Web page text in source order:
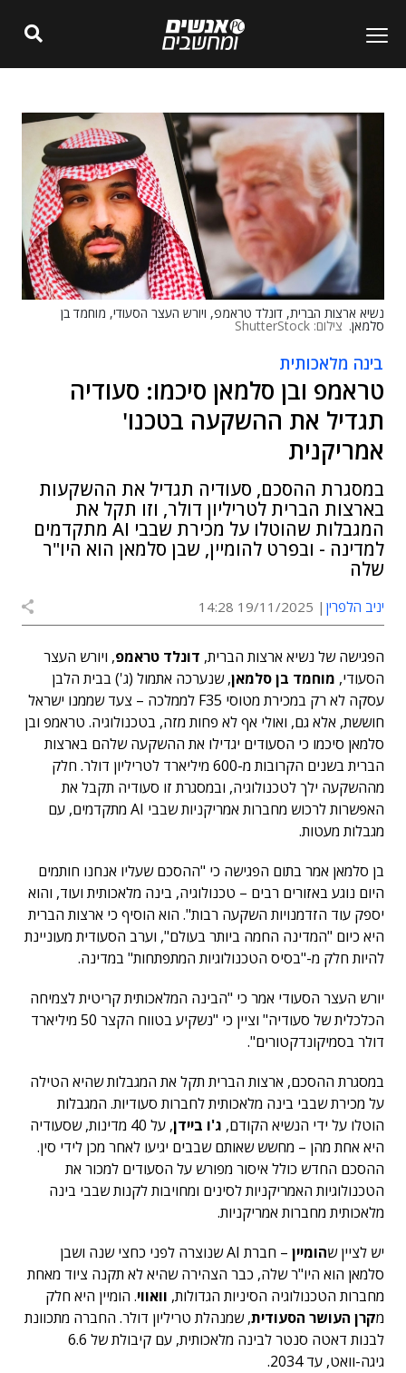
נשיא ארצות הברית, דונלד טראמפ, ויורש העצר הסעודי, מוחמד בן
סלמאן. צילום: ShutterStock
בינה מלאכותית
טראמפ ובן סלמאן סיכמו: סעודיה
תגדיל את ההשקעה בטכנו'
אמריקנית
במסגרת ההסכם, סעודיה תגדיל את ההשקעות
בארצות הברית לטריליון דולר, וזו תקל את
המגבלות שהוטלו על מכירת שבבי AI מתקדמים
למדינה - ובפרט להומיין, שבן סלמאן הוא היו"ר
שלה
יניב הלפרין 19/11/2025 14:28
הפגישה של נשיא ארצות הברית, דונלד טראמפ, ויורש העצר
הסעודי, מוחמד בן סלמאן, שנערכה אתמול (ג') בבית הלבן
עסקה לא רק במכירת מטוסי F35 לממלכה – צעד שממנו ישראל
חוששת, אלא גם, ואולי אף לא פחות מזה, בטכנולוגיה. טראמפ ובן
סלמאן סיכמו כי הסעודים יגדילו את ההשקעה שלהם בארצות
הברית בשנים הקרובות מ-600 מיליארד לטריליון דולר. חלק
מההשקעה ילך לטכנולוגיה, ובמסגרת זו סעודיה תקבל את
האפשרות לרכוש מחברות אמריקניות שבבי AI מתקדמים, עם
מגבלות מעטות.
בן סלמאן אמר בתום הפגישה כי "ההסכם שעליו אנחנו חותמים
היום נוגע באזורים רבים – טכנולוגיה, בינה מלאכותית ועוד, והוא
יספק עוד הזדמנויות השקעה רבות". הוא הוסיף כי ארצות הברית
היא כיום "המדינה החמה ביותר בעולם", וערב הסעודית מעוניינת
להיות חלק מ-"בסיס הטכנולוגיות המתפתחות" במדינה.
יורש העצר הסעודי אמר כי "הבינה המלאכותית קריטית לצמיחה
הכלכלית של סעודיה" וציין כי "נשקיע בטווח הקצר 50 מיליארד
דולר בסמיקונדקטורים".
במסגרת ההסכם, ארצות הברית תקל את המגבלות שהיא הטילה
על מכירת שבבי בינה מלאכותית לחברות סעודיות. המגבלות
הוטלו על ידי הנשיא הקודם, ג'ו ביידן
, על 40 מדינות, שסעודיה
היא אחת מהן – מחשש שאותם שבבים יגיעו לאחר מכן לידי סין.
ההסכם החדש כולל איסור מפורש על הסעודים למכור את
הטכנולוגיות האמריקניות לסינים ומחויבות לקנות שבבי בינה
מלאכותית מחברות אמריקניות.
יש לציין שהומיין
– חברת AI שנוצרה לפני כחצי שנה ושבן
סלמאן הוא היו"ר שלה, כבר הצהירה שהיא לא תקנה ציוד מאחת
מחברות הטכנולוגיה הסיניות הגדולות, וואווי. הומיין היא חלק
מקרן העושר הסעודית, שמנהלת טריליון דולר. החברה מתכוונת
לבנות דאטה סנטר לבינה מלאכותית, עם קיבולת של 6.6
גיגה-וואט, עד 2034.